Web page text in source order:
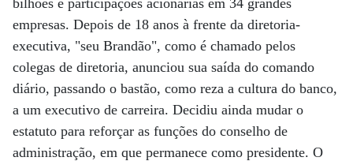
bilhões e participações acionárias em 34 grandes
empresas. Depois de 18 anos à frente da diretoria-
executiva, "seu Brandão", como é chamado pelos
colegas de diretoria, anunciou sua saída do comando
diário, passando o bastão, como reza a cultura do banco,
a um executivo de carreira. Decidiu ainda mudar o
estatuto para reforçar as funções do conselho de
administração, em que permanece como presidente. O